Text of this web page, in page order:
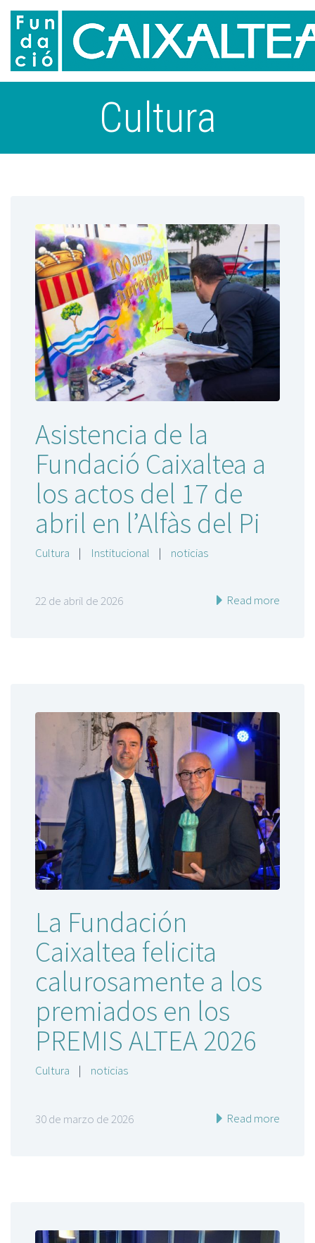
Cultura
Asistencia de la
Fundació Caixaltea a
los actos del 17 de
abril en l’Alfàs del Pi
Cultura | Institucional | noticias
22 de abril de 2026 Read more
La Fundación
Caixaltea felicita
calurosamente a los
premiados en los
PREMIS ALTEA 2026
Cultura | noticias
30 de marzo de 2026 Read more